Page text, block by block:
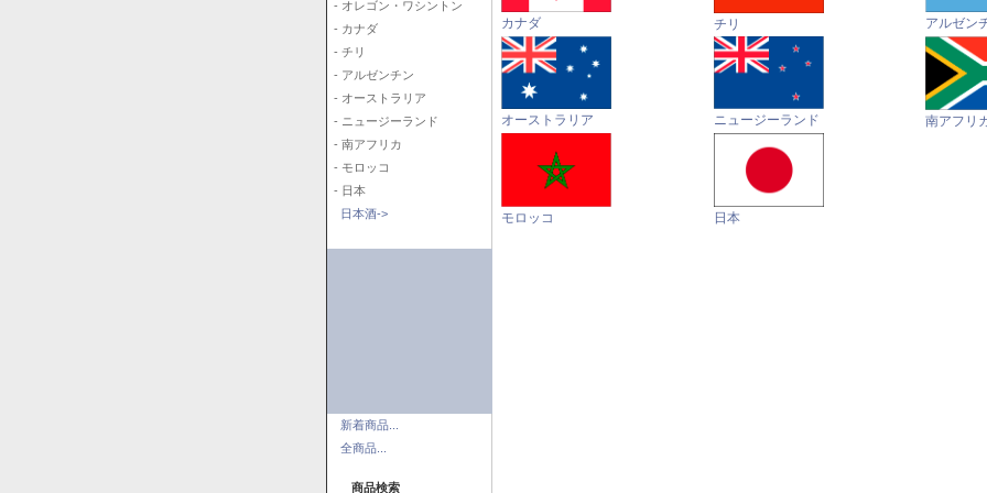
- オレゴン・ワシントン
- カナダ
- チリ
- アルゼンチン
- オーストラリア
- ニュージーランド
- 南アフリカ
- モロッコ
- 日本
日本酒->
新着商品...
全商品...
商品検索
カナダ チリ アルゼン
オーストラリア ニュージーランド 南アフリ
モロッコ 日本